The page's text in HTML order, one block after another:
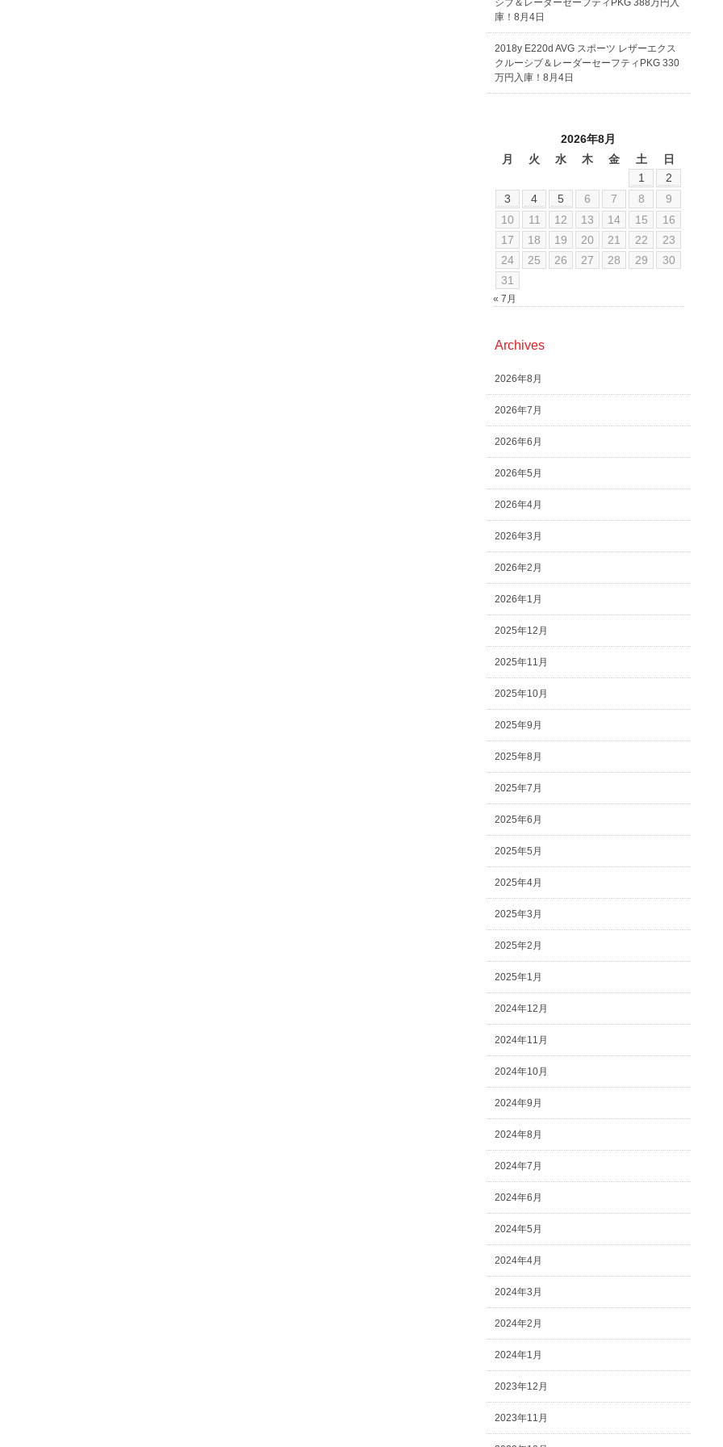
シブ＆レーダーセーフティPKG 388万円入
庫！8月4日
2018y E220d AVG スポーツ レザーエクス
クルーシブ＆レーダーセーフティPKG 330
万円入庫！8月4日
2026年8月
月
火 水 木 金 土
日
1
2
3
4 5 6 7 8
9
10
11 12 13 14 15
16
17
18 19 20 21 22
23
24
25 26 27 28 29
30
31
« 7月
Archives
2026年8月
2026年7月
2026年6月
2026年5月
2026年4月
2026年3月
2026年2月
2026年1月
2025年12月
2025年11月
2025年10月
2025年9月
2025年8月
2025年7月
2025年6月
2025年5月
2025年4月
2025年3月
2025年2月
2025年1月
2024年12月
2024年11月
2024年10月
2024年9月
2024年8月
2024年7月
2024年6月
2024年5月
2024年4月
2024年3月
2024年2月
2024年1月
2023年12月
2023年11月